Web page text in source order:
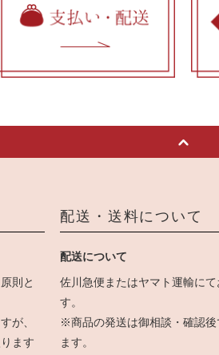
則と
が、
ます
配送・送料について
配送について
佐川急便またはヤマト運輸にて
す。
※商品の発送は御相談・確認後
ます。